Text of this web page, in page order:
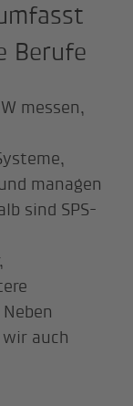
Berufe
messen,
managen
sind SPS-
auch